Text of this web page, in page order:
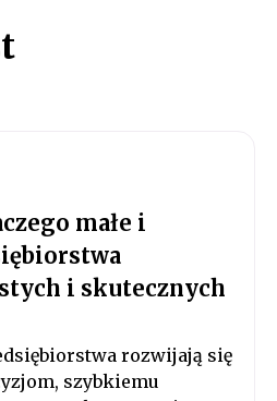
małe i
i skutecznych
rozwijają się
szybkiemu